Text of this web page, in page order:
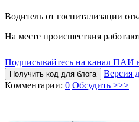
Водитель от госпитализации
На месте происшествия
Подписывайтесь на канал ПАИ
Получить код для блога
Версия
Комментарии: 0 Обсудить >>>